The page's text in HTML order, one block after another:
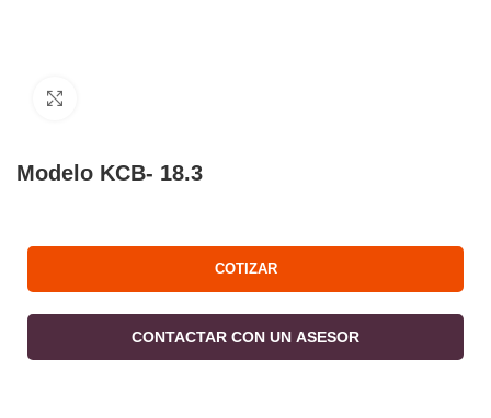
Modelo KCB- 18.3
COTIZAR
CONTACTAR CON UN ASESOR